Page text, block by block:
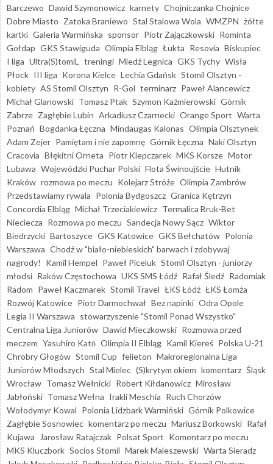
Barczewo Dawid Szymonowicz karnety Chojniczanka Chojnice
Dobre Miasto Zatoka Braniewo Stal Stalowa Wola WMZPN żółte
kartki Galeria Warmińska sponsor Piotr Zajączkowski Rominta
Gołdap GKS Stawiguda Olimpia Elbląg Łukta Resovia Biskupiec
I liga Ultra(S)tomiL treningi Miedź Legnica GKS Tychy Wisła
Płock III liga Korona Kielce Lechia Gdańsk Stomil Olsztyn -
kobiety AS Stomil Olsztyn R-Gol terminarz Paweł Alancewicz
Michał Glanowski Tomasz Ptak Szymon Kaźmierowski Górnik
Zabrze Zagłębie Lubin Arkadiusz Czarnecki Orange Sport Warta
Poznań Bogdanka Łęczna Mindaugas Kalonas Olimpia Olsztynek
Adam Zejer Pamiętam i nie zapomnę Górnik Łęczna Naki Olsztyn
Cracovia Błękitni Orneta Piotr Klepczarek MKS Korsze Motor
Lubawa Wojewódzki Puchar Polski Flota Świnoujście Hutnik
Kraków rozmowa po meczu Kolejarz Stróże Olimpia Zambrów
Przedstawiamy rywala Polonia Bydgoszcz Granica Kętrzyn
Concordia Elbląg Michał Trzeciakiewicz Termalica Bruk-Bet
Nieciecza Rozmowa po meczu Sandecja Nowy Sącz Wiktor
Biedrzycki Bartoszyce GKS Katowice GKS Bełchatów Polonia
Warszawa Chodź w "biało-niebieskich" barwach i zdobywaj
nagrody!
Kamil Hempel Paweł Piceluk Stomil Olsztyn - juniorzy
młodsi Raków Częstochowa UKS SMS Łódź Rafał Śledź Radomiak
Radom Paweł Kaczmarek Stomil Travel ŁKS Łódź ŁKS Łomża
Rozwój Katowice Piotr Darmochwał Bez napinki Odra Opole
Legia II Warszawa stowarzyszenie "Stomil Ponad Wszystko"
Centralna Liga Juniorów Dawid Mieczkowski Rozmowa przed
meczem Yasuhiro Katō Olimpia II Elbląg Kamil Kiereś Polska U-21
Chrobry Głogów Stomil Cup felieton Makroregionalna Liga
Juniorów Młodszych Stal Mielec (S)krytym okiem komentarz Śląsk
Wrocław Tomasz Wełnicki Robert Kiłdanowicz Mirosław
Jabłoński Tomasz Wełna Irakli Meschia Ruch Chorzów
Wołodymyr Kowal Polonia Lidzbark Warmiński Górnik Polkowice
Zagłębie Sosnowiec komentarz po meczu Mariusz Borkowski Rafał
Kujawa
Jarosław Ratajczak Polsat Sport Komentarz po meczu
MKS Kluczbork Socios Stomil Marek Maleszewski Warta Sieradz